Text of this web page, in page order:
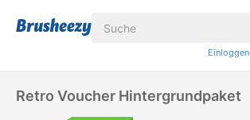
Einloggen
Retro Voucher Hintergrundpaket